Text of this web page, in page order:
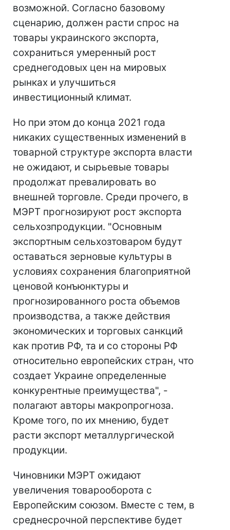
возможной. Согласно базовому
сценарию, должен расти спрос на
товары украинского экспорта,
сохраниться умеренный рост
среднегодовых цен на мировых
рынках и улучшиться
инвестиционный климат.
Но при этом до конца 2021 года
никаких существенных изменений в
товарной структуре экспорта власти
не ожидают, и сырьевые товары
продолжат превалировать во
внешней торговле. Среди прочего, в
МЭРТ прогнозируют рост экспорта
сельхозпродукции. "Основным
экспортным сельхозтоваром будут
оставаться зерновые культуры в
условиях сохранения благоприятной
ценовой конъюнктуры и
прогнозированного роста объемов
производства, а также действия
экономических и торговых санкций
как против РФ, та и со стороны РФ
относительно европейских стран, что
создает Украине определенные
конкурентные преимущества", -
полагают авторы макропрогноза.
Кроме того, по их мнению, будет
расти экспорт металлургической
продукции.
Чиновники МЭРТ ожидают
увеличения товарооборота с
Европейским союзом. Вместе с тем, в
среднесрочной перспективе будет